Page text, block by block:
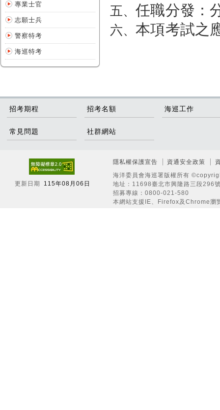
專業士官
志願士兵
警察特考
海巡特考
五、任職分發 ：
六、本項考試之
招考期程 招考名額 海巡工作
常見問題 社群網站
更新日期 115年08月06日
隱私權保護宣告 資通安全政策
海洋委員會海巡署版權所有
地址：11698臺北市興隆路三段
招募專線：0800-021-580
本網站支援IE、Firefox及Chrome瀏